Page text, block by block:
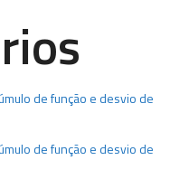
de função e desvio de
de função e desvio de